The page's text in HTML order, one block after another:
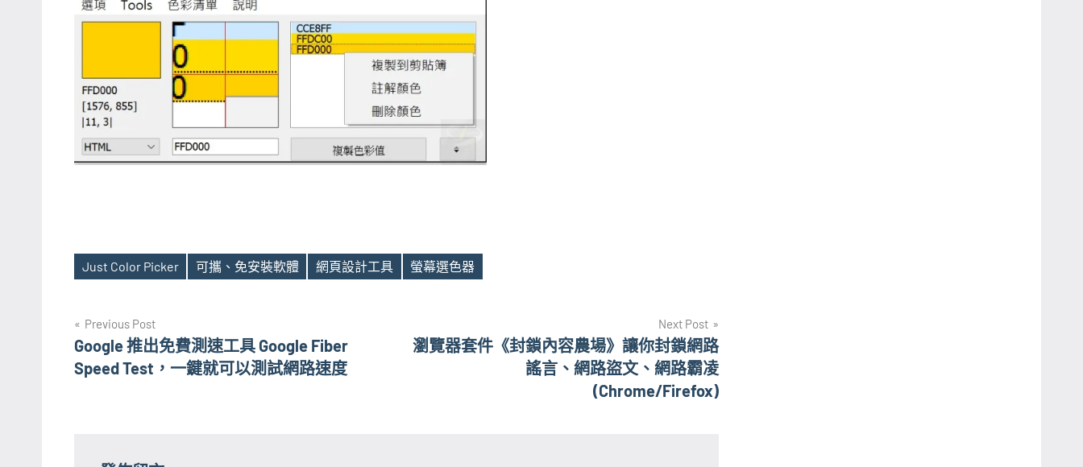
Tags
Just Color Picker 可攜、免安裝軟體 網頁設計工具 螢幕選色器
文
章
Previous Post
Google 推出免費測速工具 Google Fiber
Speed Test，一鍵就可以測試網路速度
Next Post
瀏覽器套件《封鎖內容農場》讓你封鎖網路
謠言、網路盜文、網路霸凌
(Chrome/Firefox)